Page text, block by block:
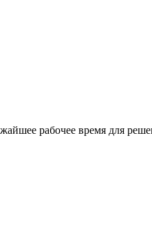
рабочее время для